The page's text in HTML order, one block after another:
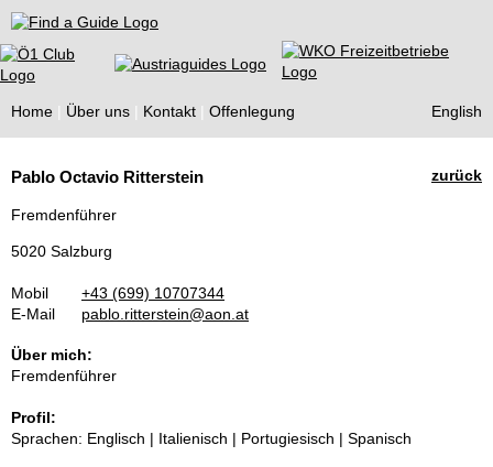
Find a Guide
Home Über uns Kontakt Offenlegung English
Guides
zurück
Pablo Octavio Ritterstein
Fremdenführer
5020 Salzburg
Mobil
+43 (699) 10707344
E-Mail
pablo.ritterstein@aon.at
Über mich:
Fremdenführer
Profil:
Sprachen: Englisch | Italienisch | Portugiesisch | Spanisch